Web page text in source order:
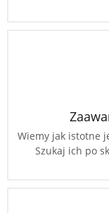
Wiemy jak istotne
Szukaj ich po